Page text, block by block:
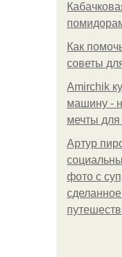
Как
советы
Amirchik
машину -
мечты для
Артур
фото с